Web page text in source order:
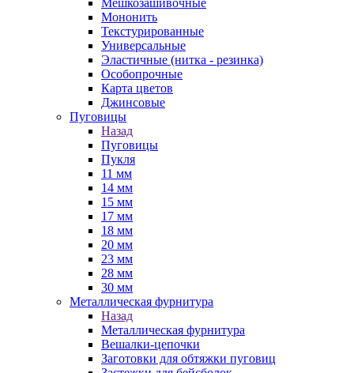
Мешкозашивочные
Мононить
Текстурированные
Универсальные
Эластичные (нитка - резинка)
Особопрочные
Карта цветов
Джинсовые
Пуговицы
Назад
Пуговицы
Пукля
11 мм
14 мм
15 мм
17 мм
18 мм
20 мм
23 мм
28 мм
30 мм
Металлическая фурнитура
Назад
Металлическая фурнитура
Вешалки-цепочки
Заготовки для обтяжки пуговиц